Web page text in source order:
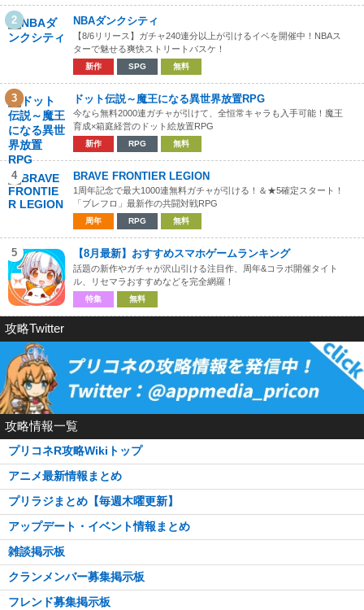
2 NBAダンクシティ
【8/6リリース】ガチャ240連分以上が引けるイベを開催中！NBAス
ターで魅せる爽快ストリートバスケ！
新作 SPG 無料
3 ドット伝説～魔王になる異世界放置RPG
今なら無料2000連ガチャが引けて、全恒常キャラも入手可能！魔王
育成×箱庭経営のドット絵放置RPG
新作 RPG 無料
4 BRAVE FRONTIER LEGION
1周年記念で最大1000連無料ガチャが引ける！＆★5確定スタート！
「ブレフロ」最新作の共闘対戦RPG
周年 RPG 無料
5 【8月最新】おすすめスマホゲームランキング
話題の新作やガチャが沢山引ける注目作、周年&コラボ開催タイト
ル、リセマラおすすめなどを完全網羅！
特集 無料
攻略Twitter
攻略情報一覧
プリコネR攻略Wikiトップ
アニメ最新情報まとめ
プリラジまとめ【毎週木曜更新】
アップデート・イベント情報まとめ
雑談掲示板
クランメンバー募集掲示板
フレンド募集掲示板